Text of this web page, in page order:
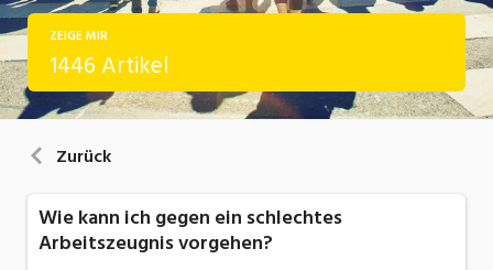
Arbeit
Ausbildung / Weiterbildung
ZEIGE MIR
1446 Artikel
Zurück
Wie kann ich gegen ein schlechtes
Arbeitszeugnis vorgehen?